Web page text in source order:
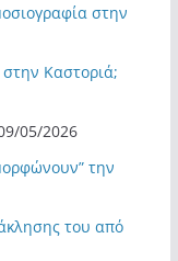
στην
Καστοριά;
05/2026
την
του από